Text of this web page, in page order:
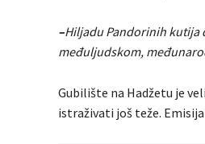
–Hiljadu Pandorinih kutija
međuljudskom,
Gubilište na Hadžetu je
istraživati još teže. Emisija